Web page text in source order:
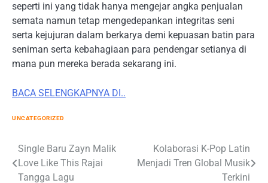
seperti ini yang tidak hanya mengejar angka penjualan
semata namun tetap mengedepankan integritas seni
serta kejujuran dalam berkarya demi kepuasan batin para
seniman serta kebahagiaan para pendengar setianya di
mana pun mereka berada sekarang ini.
BACA SELENGKAPNYA DI..
UNCATEGORIZED
Post
navigation
Single Baru Zayn Malik
Love Like This Rajai
Tangga Lagu
Kolaborasi K-Pop Latin
Menjadi Tren Global Musik
Terkini